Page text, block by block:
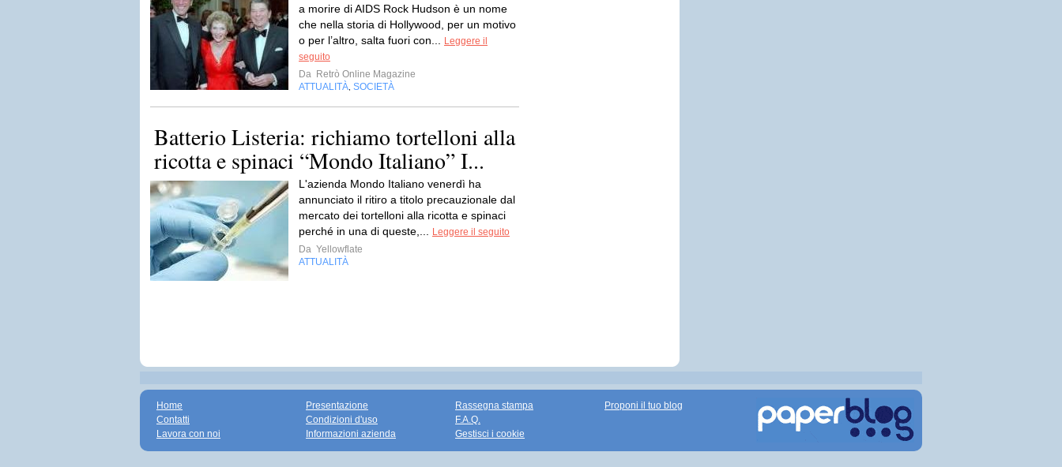
a morire di AIDS Rock Hudson è un nome
che nella storia di Hollywood, per un motivo
o per l’altro, salta fuori con...
Leggere il
seguito
Da Retrò Online Magazine
ATTUALITÀ SOCIETÀ
Batterio Listeria: richiamo tortelloni alla
ricotta e spinaci “Mondo Italiano” I...
L'azienda Mondo Italiano venerdì ha
annunciato il ritiro a titolo precauzionale dal
mercato dei tortelloni alla ricotta e spinaci
perché in una di queste,...
Leggere il seguito
Da Yellowflate
ATTUALITÀ
Home
Contatti
Lavora con noi
Presentazione
Condizioni d'uso
Informazioni azienda
Rassegna stampa
F.A.Q.
Gestisci i cookie
Proponi il tuo blog